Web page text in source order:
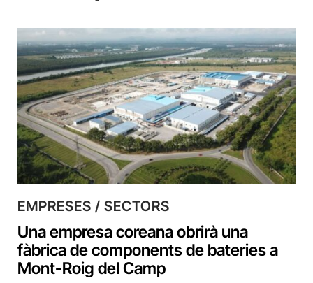
EMPRESES / SECTORS
Una empresa coreana obrirà una
fàbrica de components de bateries a
Mont-Roig del Camp